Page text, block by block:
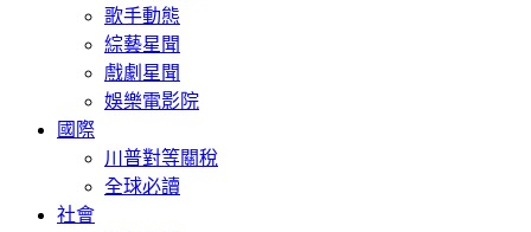
歌手動態
綜藝星聞
戲劇星聞
娛樂電影院
國際
川普對等關稅
全球必讀
社會